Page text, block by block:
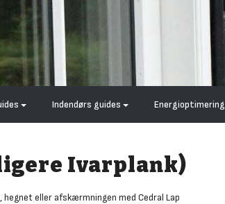
Indendørs guides Energioptimering
Ivarplank)
eller afskærmningen med Cedral Lap